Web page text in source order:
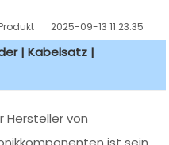
Produkt 2025-09-13 11:23:35
| Kabelsatz |
Hersteller von